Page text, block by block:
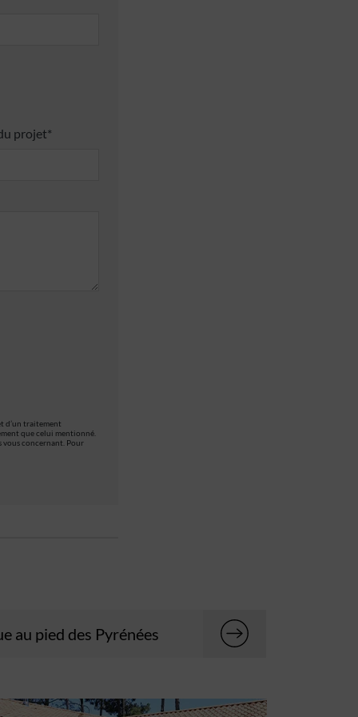
projet*
d’un traitement
que celui mentionné.
vous concernant. Pour
au pied des Pyrénées